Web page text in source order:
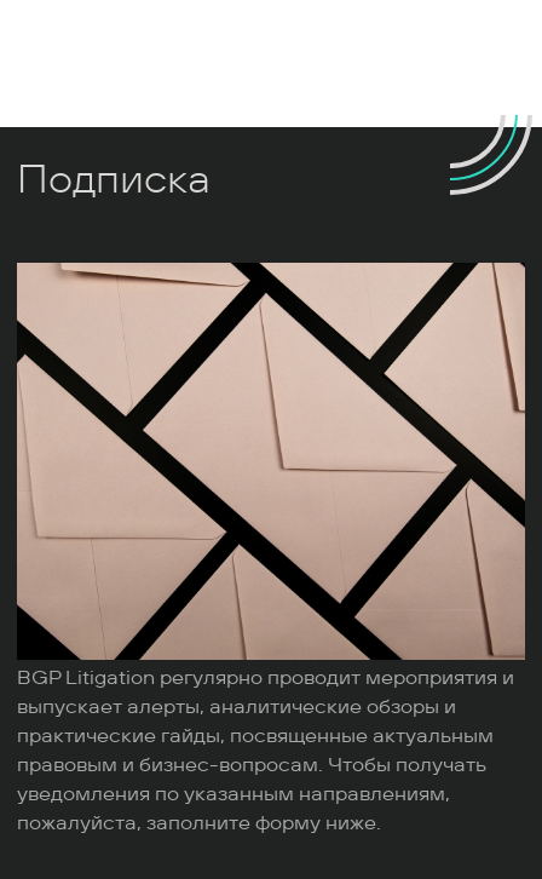
Подписка
BGP Litigation регулярно проводит мероприятия и
выпускает алерты, аналитические обзоры и
практические гайды, посвященные актуальным
правовым и бизнес-вопросам. Чтобы получать
уведомления по указанным направлениям,
пожалуйста, заполните форму ниже.